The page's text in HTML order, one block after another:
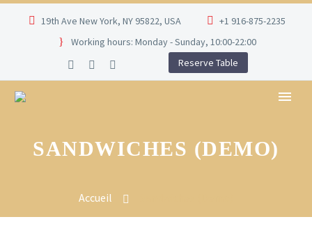
19th Ave New York, NY 95822, USA
+1 916-875-2235
Working hours: Monday - Sunday, 10:00-22:00
Reserve Table
SANDWICHES (DEMO)
Accueil